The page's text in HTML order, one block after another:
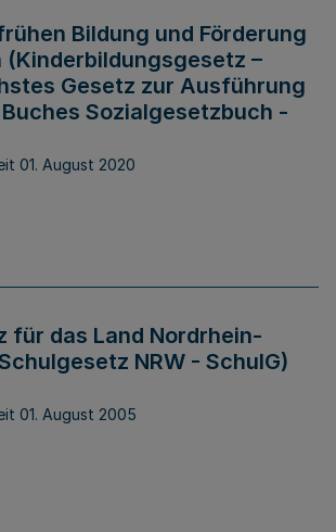
Bildung und Förderung
(Kinderbildungsgesetz –
Gesetz zur Ausführung
Sozialgesetzbuch -
01. August 2020
für das Land Nordrhein-
NRW - SchulG)
01. August 2005